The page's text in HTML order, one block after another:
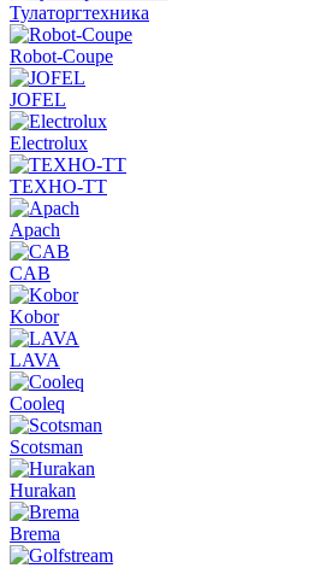
Тулаторгтехника
Robot-Coupe
JOFEL
Electrolux
ТЕХНО-ТТ
Apach
CAB
Kobor
LAVA
Cooleq
Scotsman
Hurakan
Brema